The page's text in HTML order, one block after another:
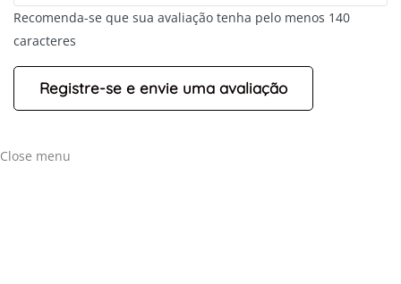
+-
Leaflet
Recomenda-se que sua avaliação tenha pelo menos 140
caracteres
Close menu